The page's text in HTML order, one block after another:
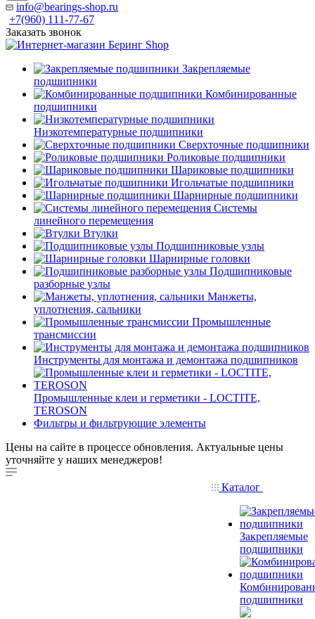
info@bearings-shop.ru
+7(960) 111-77-67
Заказать звонок
Закрепляемые
подшипники
Комбинированные
подшипники
Низкотемпературные подшипники
Сверхточные подшипники
Роликовые подшипники
Шариковые подшипники
Игольчатые подшипники
Шарнирные подшипники
Системы
линейного перемещения
Втулки
Подшипниковые узлы
Шарнирные головки
Подшипниковые
разборные узлы
Манжеты,
уплотнения, сальники
Промышленные
трансмиссии
Инструменты для монтажа и демонтажа подшипников
Промышленные клеи и герметики - LOCTITE,
TEROSON
Фильтры и фильтрующие элементы
Цены на сайте в процессе обновления. Актуальные цены
уточняйте у наших менеджеров!
Каталог
Закрепляемые
подшипники
подшипники